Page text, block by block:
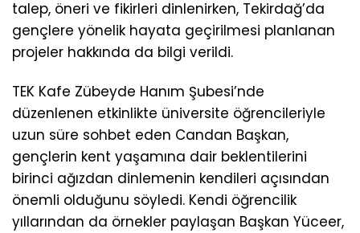
talep, öneri ve fikirleri dinlenirken, Tekirdağ’da
gençlere yönelik hayata geçirilmesi planlanan
projeler hakkında da bilgi verildi.
TEK Kafe Zübeyde Hanım Şubesi’nde
düzenlenen etkinlikte üniversite öğrencileriyle
uzun süre sohbet eden Candan Başkan,
gençlerin kent yaşamına dair beklentilerini
birinci ağızdan dinlemenin kendileri açısından
önemli olduğunu söyledi. Kendi öğrencilik
yıllarından da örnekler paylaşan Başkan Yüceer,